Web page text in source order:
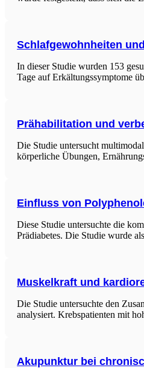
Schlafgewohnheiten
In dieser Studie wurden 153
Tage auf Erkältungssymptome
Prähabilitation und
Die Studie untersucht
körperliche Übungen,
Einfluss von
Diese Studie untersuchte die
Prädiabetes. Die Studie wurde
Muskelkraft und
Die Studie untersuchte den
analysiert. Krebspatienten mit
Akupunktur bei